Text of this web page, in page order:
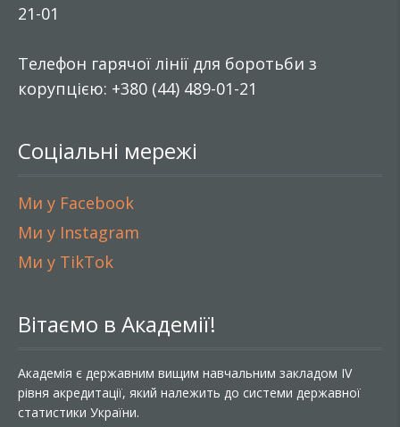
21-01
Телефон гарячої лінії для боротьби з
корупцією: +380 (44) 489-01-21
Соціальні мережі
Ми у Facebook
Ми у Instagram
Ми у TikTok
Вітаємо в Академії!
Академія є державним вищим навчальним закладом IV
рівня акредитації, який належить до системи державної
статистики України.